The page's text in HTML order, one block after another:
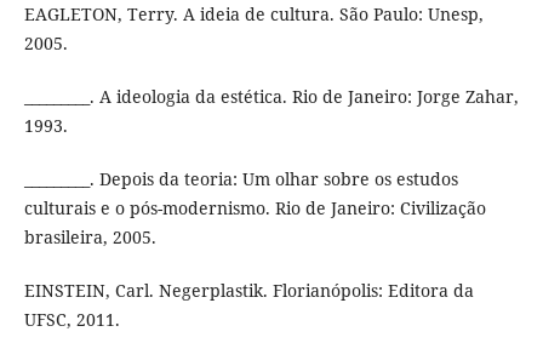
EAGLETON, Terry. A ideia de cultura. São Paulo: Unesp,
2005.
_________. A ideologia da estética. Rio de Janeiro: Jorge Zahar,
1993.
_________. Depois da teoria: Um olhar sobre os estudos
culturais e o pós-modernismo. Rio de Janeiro: Civilização
brasileira, 2005.
EINSTEIN, Carl. Negerplastik. Florianópolis: Editora da
UFSC, 2011.